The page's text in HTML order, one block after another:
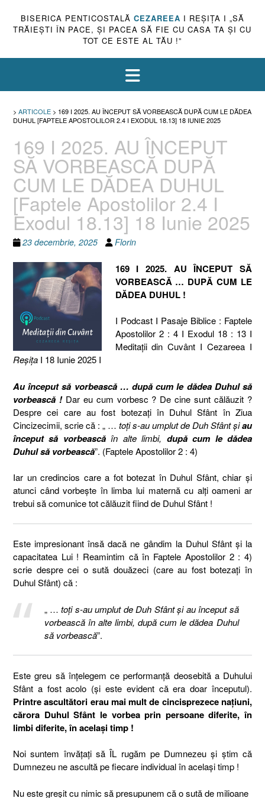
BISERICA PENTICOSTALĂ CEZAREEA I REŞIŢA I „SĂ
TRĂIEŞTI ÎN PACE, ŞI PACEA SĂ FIE CU CASA TA ŞI CU
TOT CE ESTE AL TĂU !”
> ARTICOLE > 169 I 2025. AU ÎNCEPUT SĂ VORBEASCĂ DUPĂ CUM LE DĂDEA
DUHUL [FAPTELE APOSTOLILOR 2.4 I EXODUL 18.13] 18 IUNIE 2025
169 I 2025. AU ÎNCEPUT
SĂ VORBEASCĂ DUPĂ
CUM LE DĂDEA DUHUL
[Faptele Apostolilor 2.4 I
Exodul 18.13] 18 Iunie 2025
23 decembrie, 2025 Florin
169 I 2025. AU ÎNCEPUT SĂ
VORBEASCĂ … DUPĂ CUM LE
DĂDEA DUHUL !
I Podcast I Pasaje Biblice : Faptele
Apostolilor 2 : 4 I Exodul 18 : 13 I
Meditaţii din Cuvânt I Cezareea I
Reşiţa I 18 Iunie 2025 I
Au început să vorbească … după cum le dădea Duhul să
vorbească ! Dar eu cum vorbesc ? De cine sunt călăuzit ?
Despre cei care au fost botezați în Duhul Sfânt în Ziua
Cincizecimii, scrie că : „ … toţi s-au umplut de Duh Sfânt şiau
început să vorbeascăîn alte limbi, după cum le dădea
Duhul să vorbească”. (Faptele Apostolilor 2 : 4)
Iar un credincios care a fot botezat în Duhul Sfânt, chiar și
atunci când vorbește în limba lui maternă cu alți oameni ar
trebui să comunice tot călăuzit fiind de Duhul Sfânt !
Este impresionant însă dacă ne gândim la Duhul Sfânt și la
capacitatea Lui ! Reamintim că în Faptele Apostolilor 2 : 4)
scrie despre cei o sută douăzeci (care au fost botezați în
Duhul Sfânt) că :
„ …toţi s-au umplut de Duh Sfânt şi au început să
vorbească în alte limbi, după cum le dădea Duhul
să vorbească”.
Este greu să înțelegem ce performanță deosebită a Duhului
Sfânt a fost acolo (și este evident că era doar începutul).
Printre ascultători erau mai mult de cincisprezece națiuni,
cărora Duhul Sfânt le vorbea prin persoane diferite, în
limbi diferite, în același timp !
Noi suntem învățați să ÎL rugăm pe Dumnezeu și știm că
Dumnezeu ne ascultă pe fiecare individual în același timp !
Nu este greșit cu nimic să presupunem că o sută de milioane